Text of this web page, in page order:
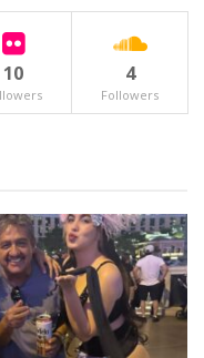
hizo efectivo ese
el llamado
de los cincuenta y
cambiaron sus
de alegría al saber
aguinaldo.
necesitó de
pesos para cubrir
10 4
Followers